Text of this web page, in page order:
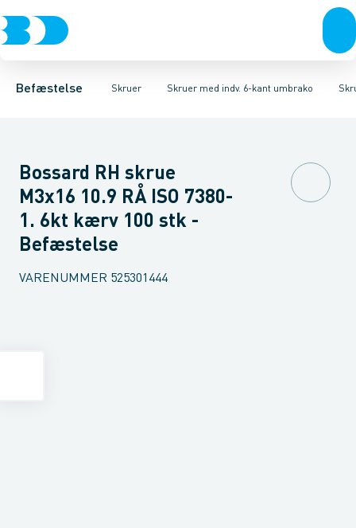
Befæstelse Skruer
Bolte & sætskruerMøtrikkerSkiverSkruerSøm & dykkere
Skruer med indv. 6-kant umbrako
Karmskruer Facadeskruer ByggeskruerSpånskruer
Skruer CH Sort Skruer CH Elgalvaniseret FZBSkruer CH
Bossard RH skrue
M3x16 10.9 RÅ ISO 7380-
1. 6kt kærv 100 stk -
Befæstelse
VARENUMMER 525301444